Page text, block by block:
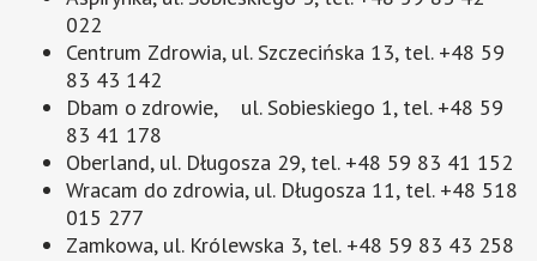
022
Centrum Zdrowia, ul. Szczecińska 13, tel. +48 59
83 43 142
Dbam o zdrowie, ul. Sobieskiego 1, tel. +48 59
83 41 178
Oberland, ul. Długosza 29, tel. +48 59 83 41 152
Wracam do zdrowia, ul. Długosza 11, tel. +48 518
015 277
Zamkowa, ul. Królewska 3, tel. +48 59 83 43 258